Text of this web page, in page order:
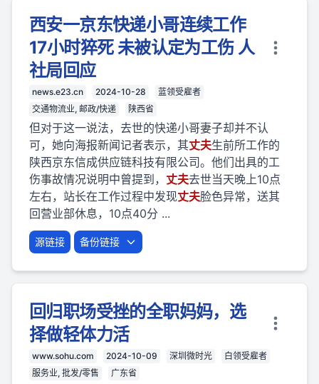
西安一京东快递小哥连续工作
17小时猝死 未被认定为工伤 人
社局回应
news.e23.cn 2024-10-28
蓝领受雇者
交通物流业, 邮政/快递
陕西省
但对于这一说法，去世的快递小哥妻子却并不认
可，她向海报新闻记者表示，其丈夫生前所工作的
陕西京东信成供应链科技有限公司。他们出具的工
伤事故情况说明中曾提到， 丈夫去世当天晚上10点
左右，站长在工作过程中发现丈夫脸色异常，送其
回营业部休息，10点40分 ...
源链接 备份链接
回归职场受挫的全职妈妈，选
择做轻体力活
www.sohu.com 2024-10-09 深圳微时光
白领受雇者
服务业, 批发/零售
广东省